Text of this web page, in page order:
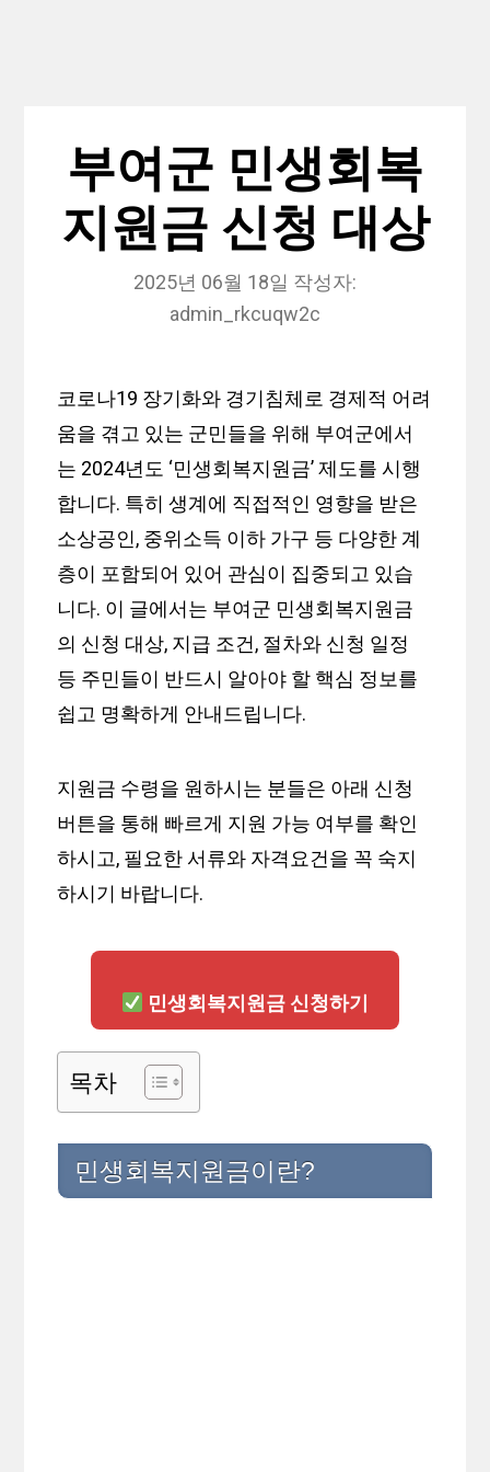
부여군 민생회복
지원금 신청 대상
2025년 06월 18일 작성자:
admin_rkcuqw2c
코로나19 장기화와 경기침체로 경제적 어려
움을 겪고 있는 군민들을 위해 부여군에서
는 2024년도 ‘민생회복지원금’ 제도를 시행
합니다. 특히 생계에 직접적인 영향을 받은
소상공인, 중위소득 이하 가구 등 다양한 계
층이 포함되어 있어 관심이 집중되고 있습
니다. 이 글에서는 부여군 민생회복지원금
의 신청 대상, 지급 조건, 절차와 신청 일정
등 주민들이 반드시 알아야 할 핵심 정보를
쉽고 명확하게 안내드립니다.
지원금 수령을 원하시는 분들은 아래 신청
버튼을 통해 빠르게 지원 가능 여부를 확인
하시고, 필요한 서류와 자격요건을 꼭 숙지
하시기 바랍니다.
민생회복지원금 신청하기
목차
민생회복지원금이란?